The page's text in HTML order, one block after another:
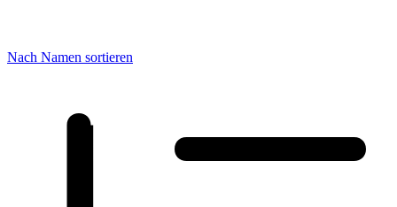
Nach Namen sortieren